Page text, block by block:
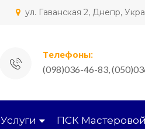
ул. Гаванская 2, Днепр,
Телефоны:
(098)036-46-83,
Услуги ПСК Мастеровой